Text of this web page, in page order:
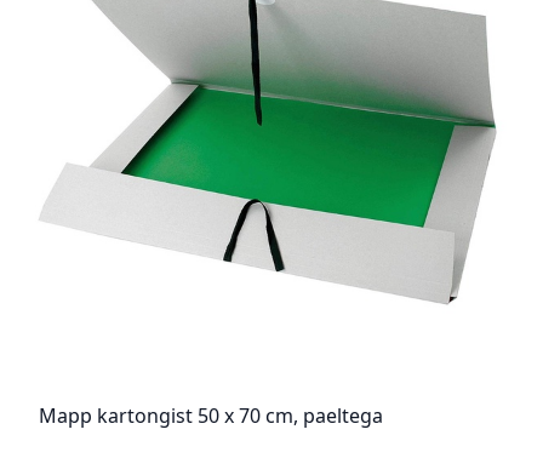
Mapp kartongist 50 x 70 cm, paeltega